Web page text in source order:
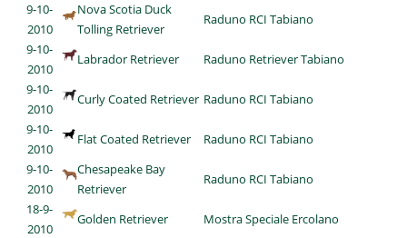
9-10-
2010
Nova Scotia Duck
Tolling Retriever
Raduno RCI Tabiano
9-10-
2010
Labrador Retriever
Raduno Retriever Tabiano
9-10-
2010
Curly Coated Retriever Raduno RCI Tabiano
9-10-
2010
Flat Coated Retriever
Raduno RCI Tabiano
9-10-
2010
Chesapeake Bay
Retriever
Raduno RCI Tabiano
18-9-
2010
Golden Retriever
Mostra Speciale Ercolano